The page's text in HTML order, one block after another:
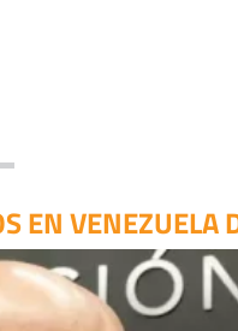
EN VENEZUELA